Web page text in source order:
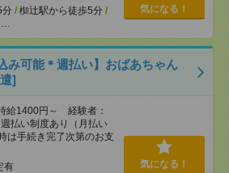
分 / 椥辻駅から徒歩5分 /
…
気になる！
み可能＊週払い】おばあちゃん
]
給1400円～ 経験者：
払い制度あり（月払い
は手続き完了次第のお支
有
気になる！